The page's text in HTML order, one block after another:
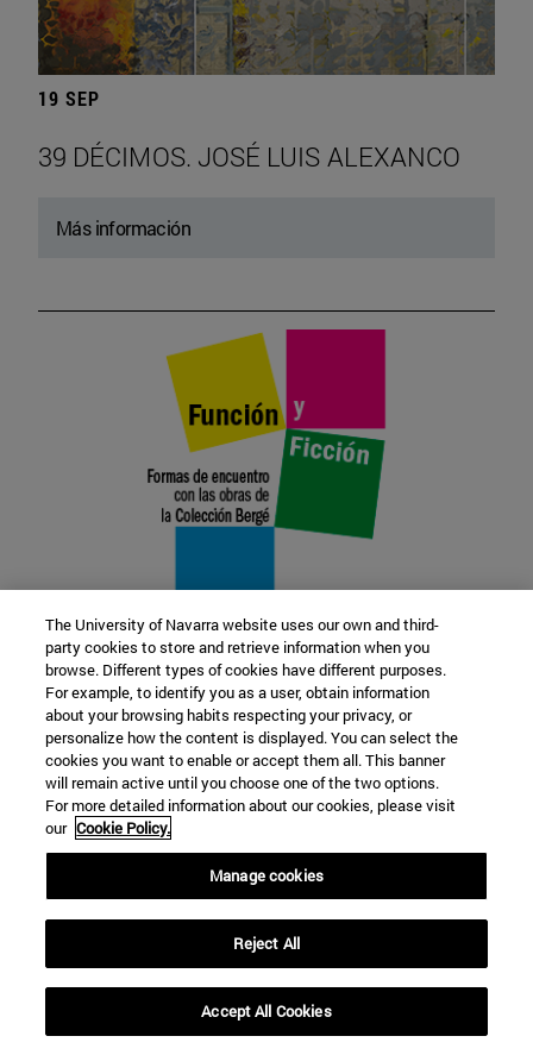
19 SEP
39 DÉCIMOS. JOSÉ LUIS ALEXANCO
Más información
22 SEP
FUNCIÓN Y FICCIÓN. Varios artistas
Más información
The University of Navarra website uses our own and third-
party cookies to store and retrieve information when you
browse. Different types of cookies have different purposes.
For example, to identify you as a user, obtain information
about your browsing habits respecting your privacy, or
personalize how the content is displayed. You can select the
cookies you want to enable or accept them all. This banner
will remain active until you choose one of the two options.
For more detailed information about our cookies, please visit
our Cookie Policy.
Manage cookies
Reject All
Accept All Cookies